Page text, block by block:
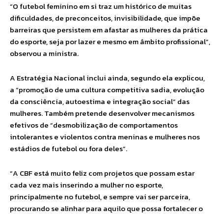
“O futebol feminino em si traz um histórico de muitas
dificuldades, de preconceitos, invisibilidade, que impõe
barreiras que persistem em afastar as mulheres da prática
do esporte, seja por lazer e mesmo em âmbito profissional”,
observou a ministra.
A Estratégia Nacional inclui ainda, segundo ela explicou,
a “promoção de uma cultura competitiva sadia, evolução
da consciência, autoestima e integração social” das
mulheres. Também pretende desenvolver mecanismos
efetivos de “desmobilização de comportamentos
intolerantes e violentos contra meninas e mulheres nos
estádios de futebol ou fora deles”.
“A CBF está muito feliz com projetos que possam estar
cada vez mais inserindo a mulher no esporte,
principalmente no futebol, e sempre vai ser parceira,
procurando se alinhar para aquilo que possa fortalecer o